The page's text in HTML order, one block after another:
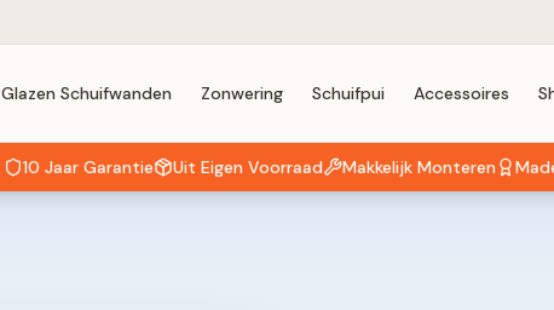
Glazen Schuifwanden Zonwering Schuifpui Accessoires
10 Jaar Garantie Uit Eigen Voorraad Makkelijk Monteren